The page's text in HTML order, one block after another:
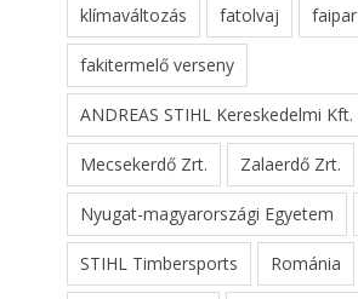
klímaváltozás fatolvaj faipar
fakitermelő verseny
ANDREAS STIHL Kereskedelmi Kft.
Mecsekerdő Zrt. Zalaerdő Zrt.
Nyugat-magyarországi Egyetem
STIHL Timbersports Románia